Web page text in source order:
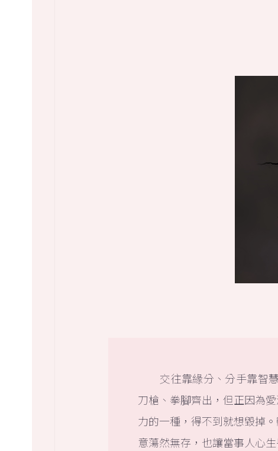
交往靠緣分、分手靠智
刀槍、拳腳齊出，但正因為
力的一種，得不到就想毀掉
意蕩然無存，也讓當事人心生